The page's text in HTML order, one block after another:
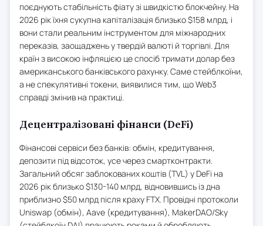
поєднують стабільність фіату зі швидкістю блокчейну. На
2026 рік їхня сукупна капіталізація близько $158 млрд, і
вони стали реальним інструментом для міжнародних
переказів, заощаджень у твердій валюті й торгівлі. Для
країн з високою інфляцією це спосіб тримати долар без
американського банківського рахунку. Саме стейблкоїни,
а не спекулятивні токени, виявилися тим, що Web3
справді змінив на практиці.
Децентралізовані фінанси (DeFi)
Фінансові сервіси без банків: обмін, кредитування,
депозити під відсоток, усе через смартконтракти.
Загальний обсяг заблокованих коштів (TVL) у DeFi на
2026 рік близько $130-140 млрд, відновившись із дна
приблизно $50 млрд після краху FTX. Провідні протоколи
Uniswap (обмін), Aave (кредитування), MakerDAO/Sky